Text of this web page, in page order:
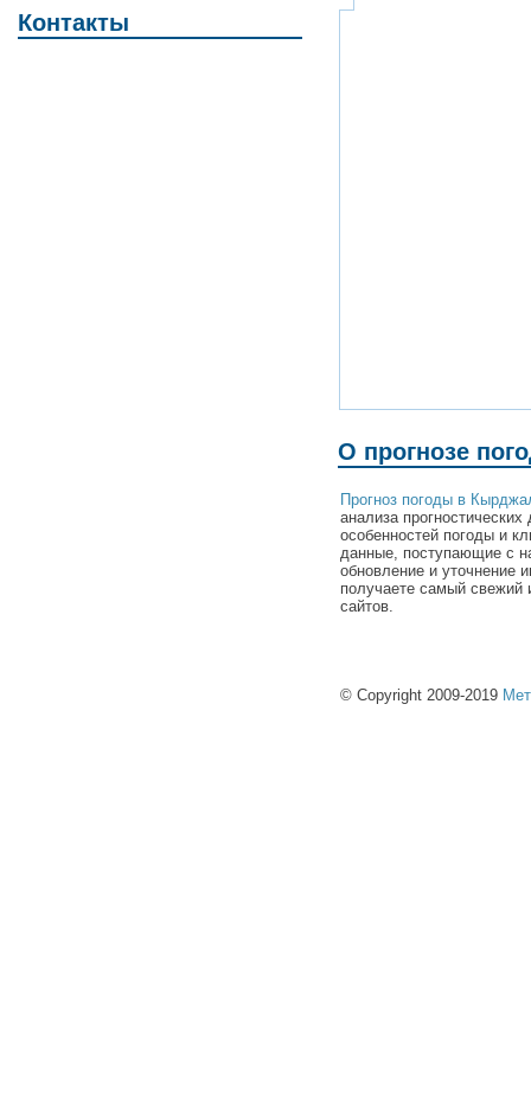
Контакты
О прогнозе
Прогноз погоды в
анализа
особенностей погоды и
данные, поступающие с
обновление и уточнение
получаете самый свежий
сайтов.
© Copyright 2009-2019